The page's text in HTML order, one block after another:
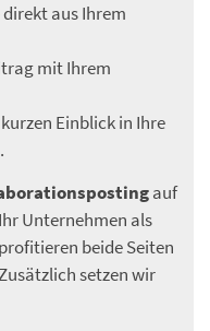
aus Ihrem
mit Ihrem
Einblick in Ihre
auf
Unternehmen als
beide Seiten
setzen wir